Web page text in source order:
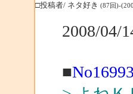
□投稿者/ ネタ好き (87回)-
2008/04/
■No16993